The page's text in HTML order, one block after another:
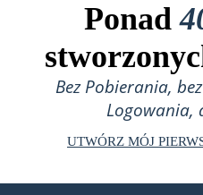
Ponad
Bez Pobierania,
Logowania,
UTWÓRZ MÓJ